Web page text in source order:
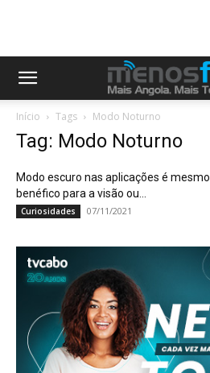
Início Tags Modo Noturno
Tag: Modo Noturno
Modo escuro nas aplicações é mesmo
benéfico para a visão ou...
Curiosidades 07/11/2021